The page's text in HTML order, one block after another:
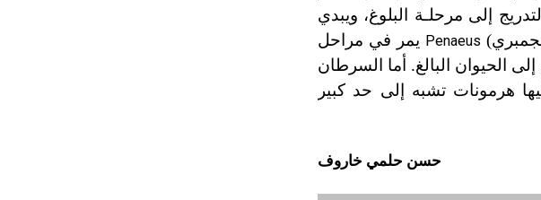
إلى مرحلـة البلوغ، ويبدي
Penaeus يمر في مراحل
الحيوان البالغ. أما السرطان
هرمونات تشبه إلى حد كبير
حسن حلمي خاروف